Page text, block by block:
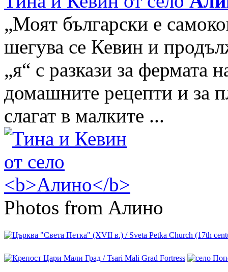
„Моят български е
шегува се Кевин и
„я“ с разкази за фермата
домашните рецепти и за
слагат в малките ...
Photos from Алино